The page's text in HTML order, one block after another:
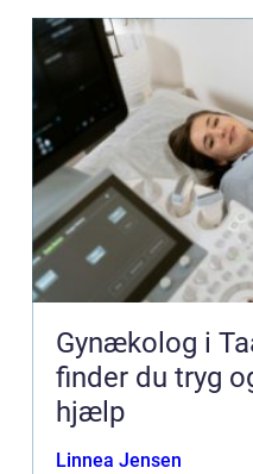
Gynækolog i
finder du tryg
hjælp
Linnea Jensen